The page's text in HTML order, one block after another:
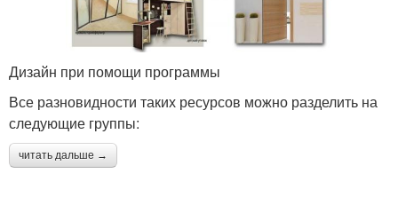
Дизайн при помощи программы
Все разновидности таких ресурсов можно разделить на
следующие группы:
читать дальше →